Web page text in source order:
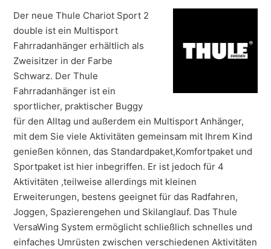
Der neue Thule Chariot Sport 2
double ist ein Multisport
Fahrradanhänger erhältlich als
Zweisitzer in der Farbe
Schwarz. Der Thule
Fahrradanhänger ist ein
sportlicher, praktischer Buggy
für den Alltag und außerdem ein Multisport Anhänger,
mit dem Sie viele Aktivitäten gemeinsam mit Ihrem Kind
genießen können, das Standardpaket,Komfortpaket und
Sportpaket ist hier inbegriffen. Er ist jedoch für 4
Aktivitäten ,teilweise allerdings mit kleinen
Erweiterungen, bestens geeignet für das Radfahren,
Joggen, Spazierengehen und Skilanglauf. Das Thule
VersaWing System ermöglicht schließlich schnelles und
einfaches Umrüsten zwischen verschiedenen Aktivitäten